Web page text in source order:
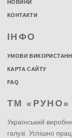
НОВИНИ
КОНТАКТИ
ІНФО
УМОВИ
КАРТА САЙТУ
FAQ
ТМ «РУНО»
Український
галузі. Успішно